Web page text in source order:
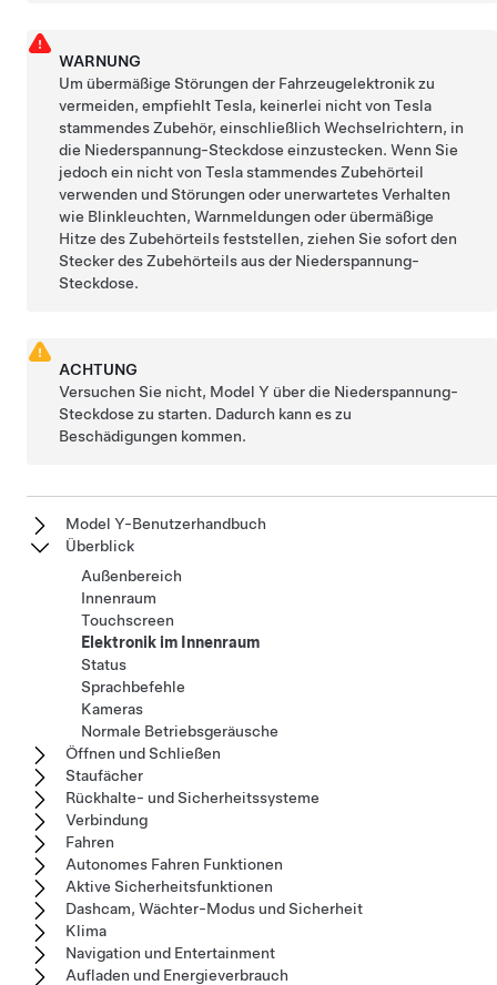
WARNUNG
Um übermäßige Störungen der Fahrzeugelektronik zu
vermeiden, empfiehlt Tesla, keinerlei nicht von Tesla
stammendes Zubehör, einschließlich Wechselrichtern, in
die Niederspannung-Steckdose einzustecken. Wenn Sie
jedoch ein nicht von Tesla stammendes Zubehörteil
verwenden und Störungen oder unerwartetes Verhalten
wie Blinkleuchten, Warnmeldungen oder übermäßige
Hitze des Zubehörteils feststellen, ziehen Sie sofort den
Stecker des Zubehörteils aus der Niederspannung-
Steckdose.
ACHTUNG
Versuchen Sie nicht, Model Y über die Niederspannung-
Steckdose zu starten. Dadurch kann es zu
Beschädigungen kommen.
Model Y-Benutzerhandbuch
Überblick
Außenbereich
Innenraum
Touchscreen
Elektronik im Innenraum
Status
Sprachbefehle
Kameras
Normale Betriebsgeräusche
Öffnen und Schließen
Staufächer
Rückhalte- und Sicherheitssysteme
Verbindung
Fahren
Autonomes Fahren Funktionen
Aktive Sicherheitsfunktionen
Dashcam, Wächter-Modus und Sicherheit
Klima
Navigation und Entertainment
Aufladen und Energieverbrauch